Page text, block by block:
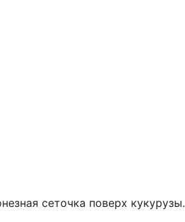
сеточка поверх кукурузы.